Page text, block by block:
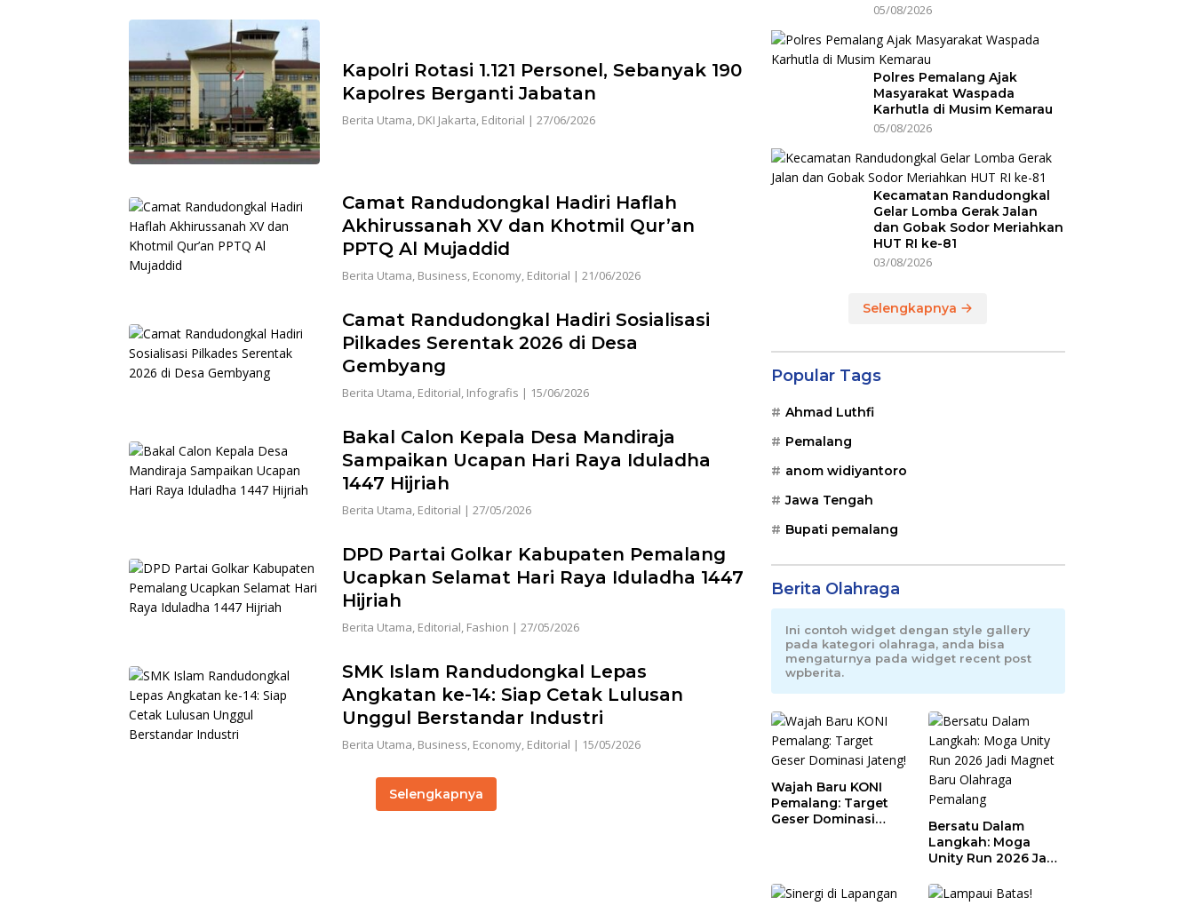
Kapolri Rotasi 1.121 Personel, Sebanyak 190
Kapolres Berganti Jabatan
Berita Utama DKI Jakarta Editorial | 27/06/2026
Camat Randudongkal Hadiri Haflah
Akhirussanah XV dan Khotmil Qur’an
PPTQ Al Mujaddid
Berita Utama, Business, Economy, Editorial | 21/06/2026
Camat Randudongkal Hadiri Sosialisasi
Pilkades Serentak 2026 di Desa
Gembyang
Berita Utama, Editorial, Infografis | 15/06/2026
Bakal Calon Kepala Desa Mandiraja
Sampaikan Ucapan Hari Raya Iduladha
1447 Hijriah
Berita Utama, Editorial | 27/05/2026
DPD Partai Golkar Kabupaten Pemalang
Ucapkan Selamat Hari Raya Iduladha 1447
Hijriah
Berita Utama, Editorial, Fashion | 27/05/2026
SMK Islam Randudongkal Lepas
Angkatan ke-14: Siap Cetak Lulusan
Unggul Berstandar Industri
Berita Utama, Business, Economy, Editorial | 15/05/2026
Selengkapnya
05/08/2026
Polres Pemalang Ajak
Masyarakat Waspada
Karhutla di Musim Kemarau
05/08/2026
Kecamatan Randudongkal
Gelar Lomba Gerak Jalan
dan Gobak Sodor Meriahkan
HUT RI ke-81
03/08/2026
Selengkapnya
Popular Tags
Ahmad Luthfi
Pemalang
anom widiyantoro
Jawa Tengah
Bupati pemalang
Berita Olahraga
Ini contoh widget dengan style gallery
pada kategori olahraga, anda bisa
mengaturnya pada widget recent post
wpberita.
Wajah Baru KONI
Pemalang: Target
Geser Dominasi
Bersatu Dalam
Langkah: Moga
Unity Run 2026 Jadi
Olahraga Pemalang